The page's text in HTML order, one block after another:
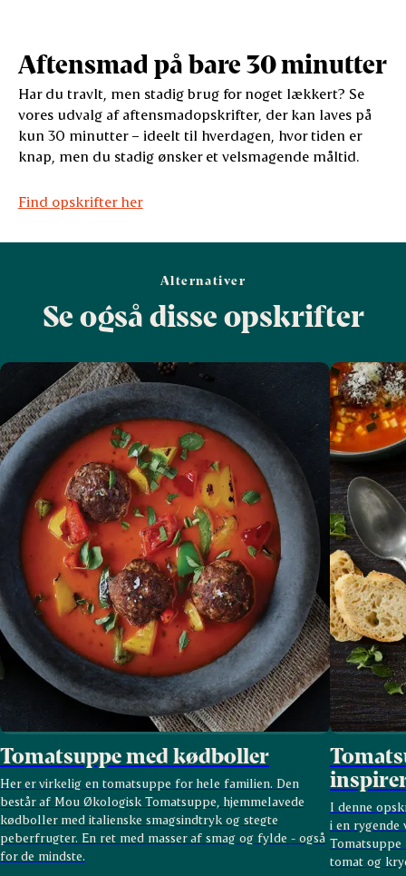
Aftensmad på bare 30 minutter
Har du travlt, men stadig brug for noget lækkert? Se
vores udvalg af aftensmadopskrifter, der kan laves på
kun 30 minutter – ideelt til hverdagen, hvor tiden er
knap, men du stadig ønsker et velsmagende måltid.
Find opskrifter her
Alternativer
Se også disse opskrifter
Tomatsuppe med kødboller
Her er virkelig en tomatsuppe for hele familien. Den
består af Mou Økologisk Tomatsuppe, hjemmelavede
kødboller med italienske smagsindtryk og stegte
peberfrugter. En ret med masser af smag og fylde - også
for de mindste.
I denne
i en
tomat og